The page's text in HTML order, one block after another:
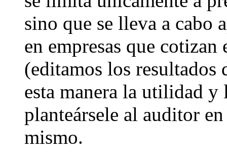
sino que se lleva a cabo
en empresas que
(editamos los resultados
esta manera la utilidad
planteársele al auditor
mismo.